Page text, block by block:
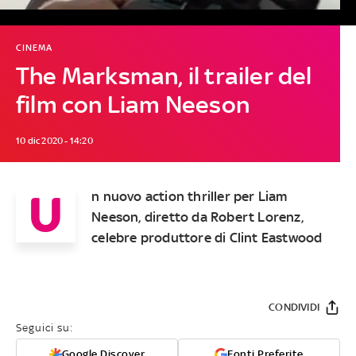
The Marksman, il trailer del
film con Liam Neeson
CINEMA
10 dic 2020 - 14:20
U
n nuovo action thriller per Liam
Neeson, diretto da Robert Lorenz,
celebre produttore di Clint Eastwood
Seguici su:
CONDIVIDI